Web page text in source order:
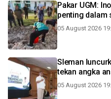
Pakar UGM:
penting dalam
05 August 2026
Sleman
tekan angka
05 August 2026